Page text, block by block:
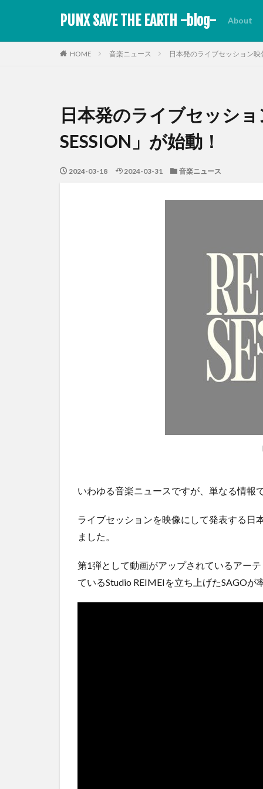
PUNX SAVE THE EARTH -blog- About
HOME 音楽ニュース 日本発のライブセッション映
日本発のライブセッシ
SESSION」が始動！
2024-03-18 2024-03-31 音楽ニュース
いわゆる音楽ニュースですが、単なる情報
ライブセッションを映像にして発表する日
ました。
第1弾として動画がアップされているアー
ているStudio REIMEIを立ち上げたSAGO